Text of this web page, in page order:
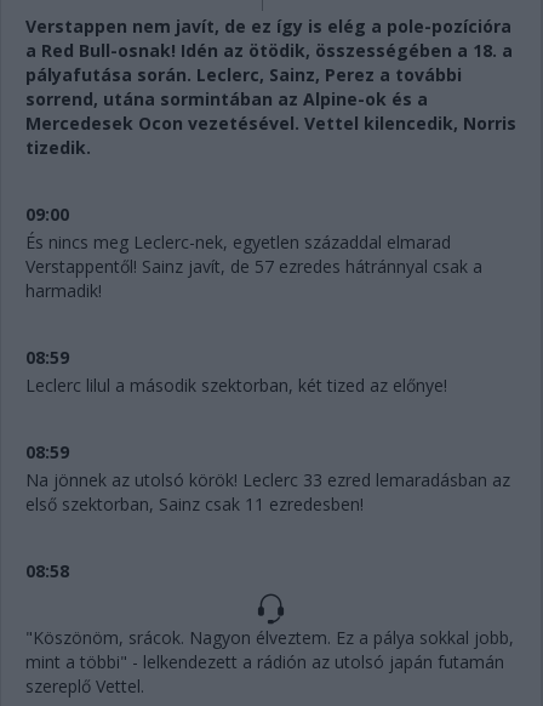
Verstappen nem javít, de ez így is elég a pole-pozícióra
a Red Bull-osnak! Idén az ötödik, összességében a 18. a
pályafutása során. Leclerc, Sainz, Perez a további
sorrend, utána sormintában az Alpine-ok és a
Mercedesek Ocon vezetésével. Vettel kilencedik, Norris
tizedik.
09:00
És nincs meg Leclerc-nek, egyetlen századdal elmarad
Verstappentől! Sainz javít, de 57 ezredes hátránnyal csak a
harmadik!
08:59
Leclerc lilul a második szektorban, két tized az előnye!
08:59
Na jönnek az utolsó körök! Leclerc 33 ezred lemaradásban az
első szektorban, Sainz csak 11 ezredesben!
08:58
"Köszönöm, srácok. Nagyon élveztem. Ez a pálya sokkal jobb,
mint a többi" - lelkendezett a rádión az utolsó japán futamán
szereplő Vettel.